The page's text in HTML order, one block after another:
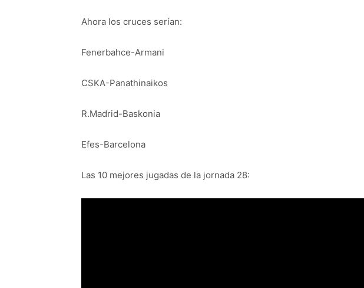
Ahora los cruces serían:
Fenerbahce-Armani
CSKA-Panathinaikos
R.Madrid-Baskonia
Efes-Barcelona
Las 10 mejores jugadas de la jornada 28: